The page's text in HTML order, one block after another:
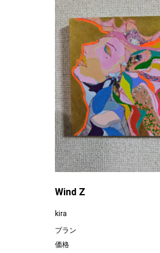
Wind Z
kira
プラン
価格